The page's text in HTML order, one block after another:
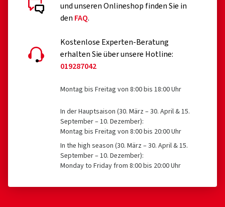
und unseren Onlineshop finden Sie in
den FAQ.
Kostenlose Experten-Beratung
erhalten Sie über unsere Hotline:
019287042
Montag bis Freitag von 8:00 bis 18:00 Uhr
In der Hauptsaison (30. März – 30. April & 15.
September – 10. Dezember):
Montag bis Freitag von 8:00 bis 20:00 Uhr
In the high season (30. März – 30. April & 15.
September – 10. Dezember):
Monday to Friday from 8:00 bis 20:00 Uhr